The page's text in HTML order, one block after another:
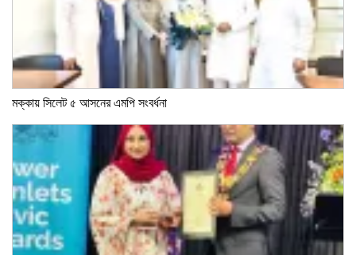
মক্কায় সিলেট ৫ আসনের এমপি সংবর্ধনা